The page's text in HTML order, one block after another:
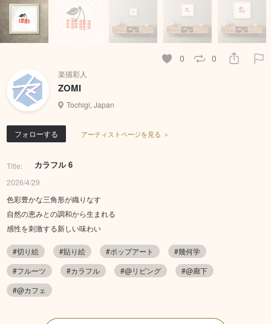
0 0
楽描彩人
ZOMI
Tochigi, Japan
フォローする アーティストページを見る ＞
Title: カラフル 6
2026/4/29
色彩豊かな三角形が織りなす
自然の恵みとの調和から生まれる
感性を刺激する新しい味わい
#切り絵 #貼り絵 #ポップアート
#幾何学
#フルーツ
#カラフル #@リビング
#@廊下
#@カフェ